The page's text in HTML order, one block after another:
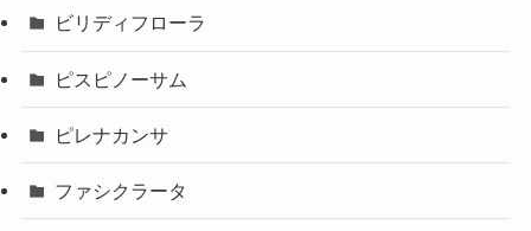
ビリディフローラ
ピスピノーサム
ピレナカンサ
ファシクラータ